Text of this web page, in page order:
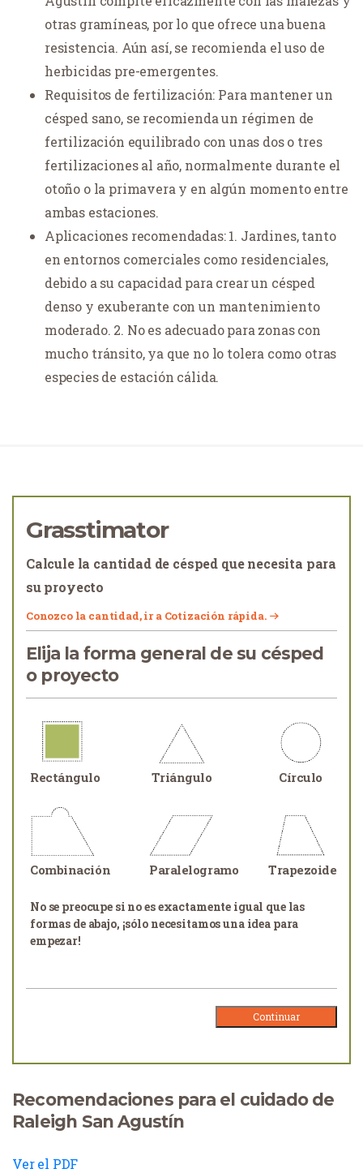
otras gramíneas, por lo que ofrece una buena
resistencia. Aún así, se recomienda el uso de
herbicidas pre-emergentes.
Requisitos de fertilización: Para mantener un
césped sano, se recomienda un régimen de
fertilización equilibrado con unas dos o tres
fertilizaciones al año, normalmente durante el
otoño o la primavera y en algún momento entre
ambas estaciones.
Aplicaciones recomendadas: 1. Jardines, tanto
en entornos comerciales como residenciales,
debido a su capacidad para crear un césped
denso y exuberante con un mantenimiento
moderado. 2. No es adecuado para zonas con
mucho tránsito, ya que no lo tolera como otras
especies de estación cálida.
Grasstimator
Calcule la cantidad de césped que necesita para
su proyecto
Conozco la cantidad, ir a Cotización rápida.
Elija la forma general de su césped
o proyecto
Rectángulo Triángulo Círculo
Combinación Paralelogramo Trapezoide
No se preocupe si no es exactamente igual que las
formas de abajo, ¡sólo necesitamos una idea para
empezar!
Recomendaciones para el cuidado de
Raleigh San Agustín
Ver el PDF